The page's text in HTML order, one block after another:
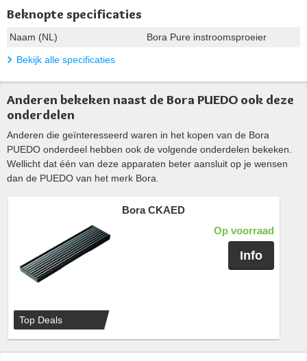
Beknopte specificaties
Naam (NL) Bora Pure instroomsproeier
Bekijk alle specificaties
Anderen bekeken naast de Bora PUEDO ook deze
onderdelen
Anderen die geïnteresseerd waren in het kopen van de Bora
PUEDO onderdeel hebben ook de volgende onderdelen bekeken.
Wellicht dat één van deze apparaten beter aansluit op je wensen
dan de PUEDO van het merk Bora.
Top Deals
Bora CKAED
Op voorraad
Info